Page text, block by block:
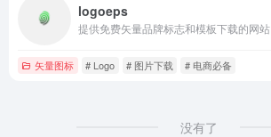
logoeps
提供免费矢量品牌标志和模板下载的网站
矢量图标 # Logo # 图片下载 # 电商必备
没有了